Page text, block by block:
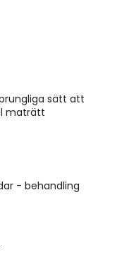
sätt att
maträtt
- behandling